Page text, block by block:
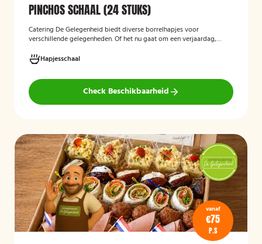
PINCHOS SCHAAL (24 STUKS)
Catering De Gelegenheid biedt diverse borrelhapjes voor
verschillende gelegenheden. Of het nu gaat om een verjaardag,
Hieronder ziet u een selectie uit ons aanbod. De Poncho's schaal is
geschikt voor maximaal 6 personen
Hapjesschaal
Check Beschikbaarheid
vanaf
€75
P.S